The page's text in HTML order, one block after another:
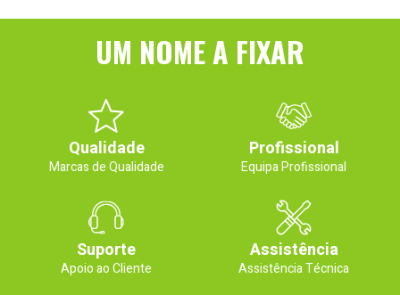
UM NOME A FIXAR
Qualidade
Marcas de Qualidade
Profissional
Equipa Profissional
Suporte
Apoio ao Cliente
Assistência
Assistência Técnica